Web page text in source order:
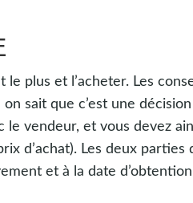
plus et l’acheter. Les
sait que c’est une
vendeur, et vous devez
d’achat). Les deux parties
et à la date